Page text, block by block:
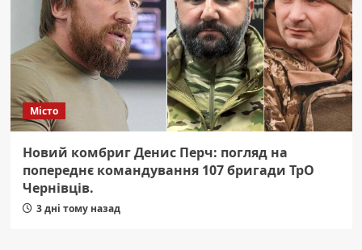
Місто
Новий комбриг Денис Перч: погляд на
попереднє командування 107 бригади ТрО
Чернівців.
3 дні тому назад